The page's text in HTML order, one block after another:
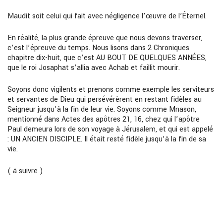
Maudit soit celui qui fait avec négligence l’œuvre de l’Éternel.
En réalité, la plus grande épreuve que nous devons traverser,
c’est l’épreuve du temps. Nous lisons dans 2 Chroniques
chapitre dix-huit, que c’est AU BOUT DE QUELQUES ANNÉES,
que le roi Josaphat s’allia avec Achab et faillit mourir.
Soyons donc vigilents et prenons comme exemple les serviteurs
et servantes de Dieu qui persévérèrent en restant fidèles au
Seigneur jusqu’à la fin de leur vie. Soyons comme Mnason,
mentionné dans Actes des apôtres 21, 16, chez qui l’apôtre
Paul demeura lors de son voyage à Jérusalem, et qui est appelé
: UN ANCIEN DISCIPLE. Il était resté fidèle jusqu’à la fin de sa
vie.
( à suivre )